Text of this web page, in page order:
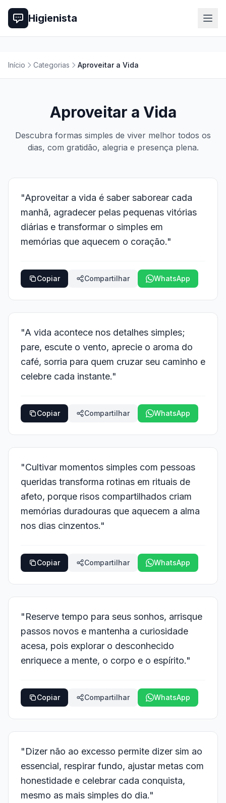
Higienista
Início Categorias Aproveitar a Vida
Aproveitar a Vida
Descubra formas simples de viver melhor todos os
dias, com gratidão, alegria e presença plena.
"Aproveitar a vida é saber saborear cada
manhã, agradecer pelas pequenas vitórias
diárias e transformar o simples em
memórias que aquecem o coração."
Copiar Compartilhar WhatsApp
"A vida acontece nos detalhes simples;
pare, escute o vento, aprecie o aroma do
café, sorria para quem cruzar seu caminho e
celebre cada instante."
Copiar Compartilhar WhatsApp
"Cultivar momentos simples com pessoas
queridas transforma rotinas em rituais de
afeto, porque risos compartilhados criam
memórias duradouras que aquecem a alma
nos dias cinzentos."
Copiar Compartilhar WhatsApp
"Reserve tempo para seus sonhos, arrisque
passos novos e mantenha a curiosidade
acesa, pois explorar o desconhecido
enriquece a mente, o corpo e o espírito."
Copiar Compartilhar WhatsApp
"Dizer não ao excesso permite dizer sim ao
essencial, respirar fundo, ajustar metas com
honestidade e celebrar cada conquista,
mesmo as mais simples do dia."